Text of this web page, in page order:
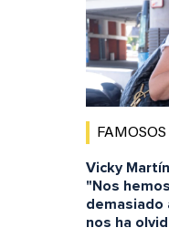
FAMOSOS
Vicky
"Nos
demasiado
nos ha